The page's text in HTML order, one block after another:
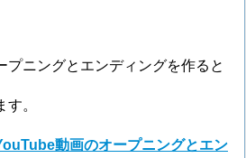
プニングとエンディングを作ると
。
動画のオープニングとエン